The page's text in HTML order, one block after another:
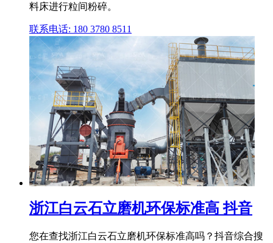
料床进行粒间粉碎。
联系电话: 180 3780 8511
浙江白云石立磨机环保标准高 抖音
您在查找浙江白云石立磨机环保标准高吗？抖音综合搜